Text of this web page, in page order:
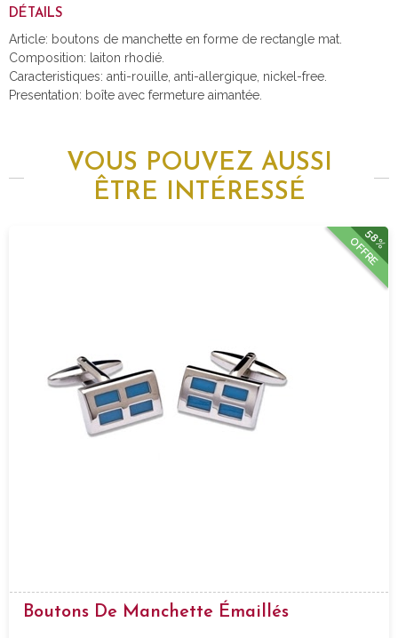
DÉTAILS
Article: boutons de manchette en forme de rectangle mat.
Composition: laiton rhodié.
Caracteristiques: anti-rouille, anti-allergique, nickel-free.
Presentation: boîte avec fermeture aimantée.
VOUS POUVEZ AUSSI
ÊTRE INTÉRESSÉ
58%
OFFRE
Boutons De Manchette Émaillés